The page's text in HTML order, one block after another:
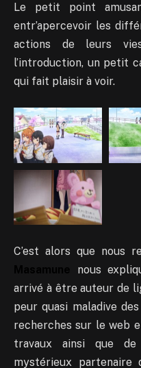
Le petit point
entr’apercevoir les
actions de leurs
l’introduction, un petit
qui fait plaisir à voir.
C’est alors que nous
nous
arrivé à être auteur de
peur quasi maladive
recherches sur le web
travaux ainsi que
mystérieux partenaire